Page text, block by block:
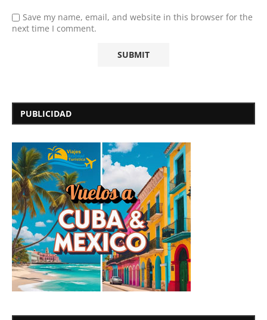
Save my name, email, and website in this browser for the
next time I comment.
PUBLICIDAD